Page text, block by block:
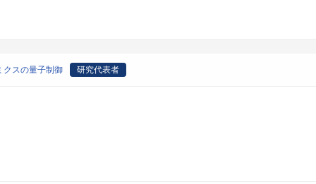
クスの量子制御 研究代表者